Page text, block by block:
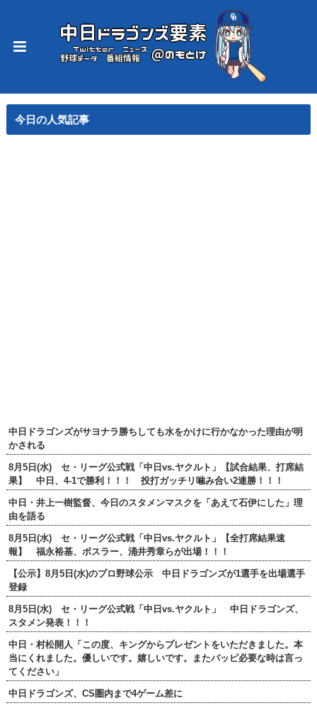
今日の人気記事
中日ドラゴンズがサヨナラ勝ちしても水をかけに行かなかった理由が明
かされる
8月5日(水) セ・リーグ公式戦「中日vs.ヤクルト」【試合結果、打席結
果】 中日、4-1で勝利！！！ 投打ガッチリ噛み合い2連勝！！！
中日・井上一樹監督、今日のスタメンマスクを「あえて石伊にした」理
由を語る
8月5日(水) セ・リーグ公式戦「中日vs.ヤクルト」【全打席結果速
報】 福永裕基、ボスラー、涌井秀章らが出場！！！
【公示】8月5日(水)のプロ野球公示 中日ドラゴンズが1選手を出場選手
登録
8月5日(水) セ・リーグ公式戦「中日vs.ヤクルト」 中日ドラゴンズ、
スタメン発表！！！
中日・村松開人「この度、キングからプレゼントをいただきました。本
当にくれました。優しいです。嬉しいです。またバッピ必要な時は言っ
てください」
中日ドラゴンズ、CS圏内まで4ゲーム差に